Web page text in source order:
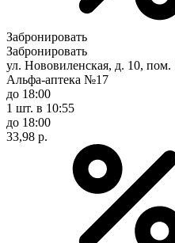
Забронировать
Забронировать
ул. Нововиленская, д. 10, пом.
Альфа-аптека №17
до 18:00
1 шт. в 10:55
до 18:00
33,98 р.